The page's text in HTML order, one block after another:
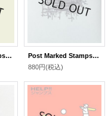
Post Marked Stamps #2 / Cuthbarts x We Are On Fire (CD)
Post Marked Stamps #1 / Burial Etiquette × Undermark (CD)
880円(税込)